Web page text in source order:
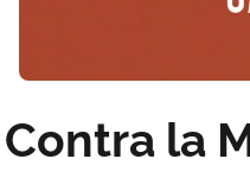
Contra la